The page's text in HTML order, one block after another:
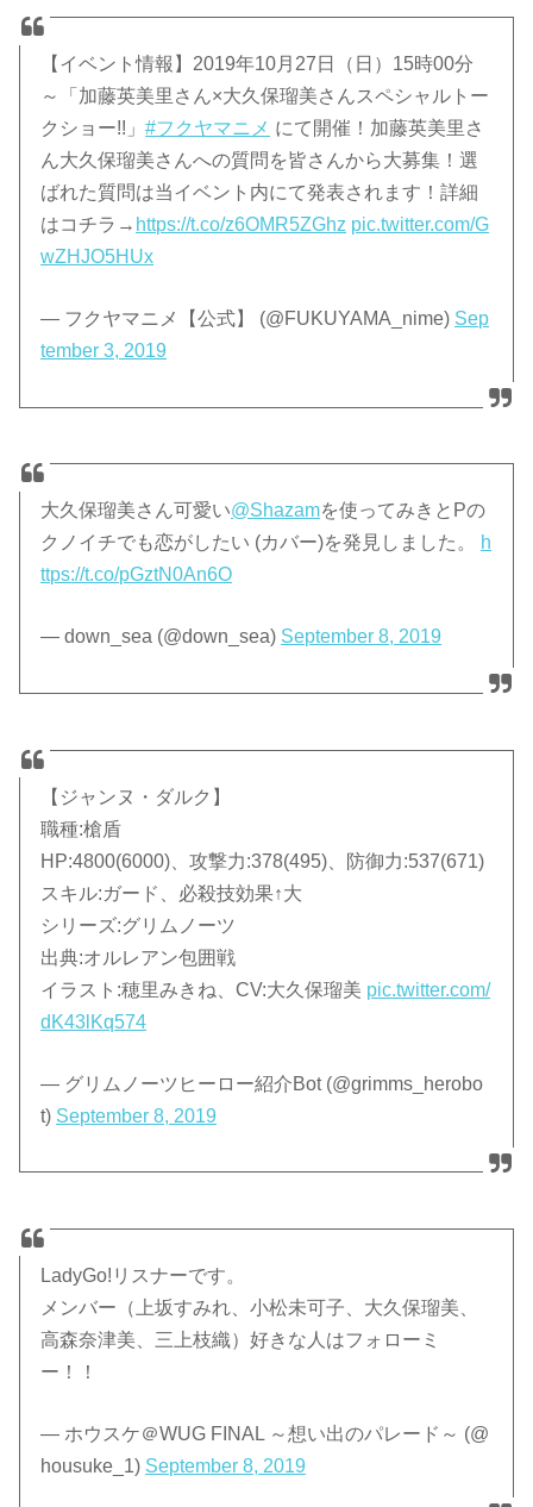
【イベント情報】2019年10月27日（日）15時00分
～「加藤英美里さん×大久保瑠美さんスペシャルトー
クショー!!」#フクヤマニメ にて開催！加藤英美里さ
ん大久保瑠美さんへの質問を皆さんから大募集！選
ばれた質問は当イベント内にて発表されます！詳細
はコチラ→ https://t.co/z6OMR5ZGhz pic.twitter.com/G
wZHJO5HUx
— フクヤマニメ【公式】 (@FUKUYAMA_nime) Sep
tember 3, 2019
大久保瑠美さん可愛い@Shazamを使ってみきとPの
クノイチでも恋がしたい (カバー)を発見しました。
h
ttps://t.co/pGztN0An6O
— down_sea (@down_sea) September 8, 2019
【ジャンヌ・ダルク】
職種:槍盾
HP:4800(6000)、攻撃力:378(495)、防御力:537(671)
スキル:ガード、必殺技効果↑大
シリーズ:グリムノーツ
出典:オルレアン包囲戦
イラスト:穂里みきね、CV:大久保瑠美 pic.twitter.com/
dK43lKq574
— グリムノーツヒーロー紹介Bot (@grimms_herobo
t) September 8, 2019
LadyGo!リスナーです。
メンバー（上坂すみれ、小松未可子、大久保瑠美、
高森奈津美、三上枝織）好きな人はフォローミ
ー！！
— ホウスケ＠WUG FINAL ～想い出のパレード～ (@
housuke_1) September 8, 2019